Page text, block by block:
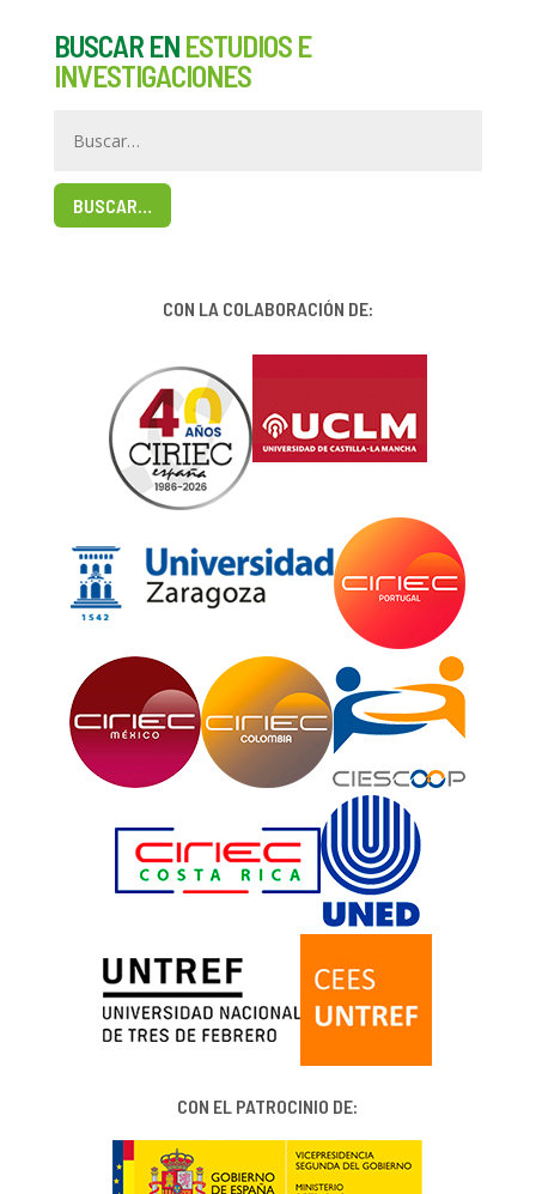
BUSCAR EN ESTUDIOS E
INVESTIGACIONES
BUSCAR…
CON LA COLABORACIÓN DE:
CON EL PATROCINIO DE: